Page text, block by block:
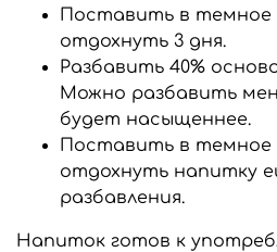
Поставить в
отдохнуть 3 дня.
Разбавить 40%
Можно разбавить
будет насыщеннее.
Поставить в
отдохнуть напитку
разбавления.
Напиток готов к